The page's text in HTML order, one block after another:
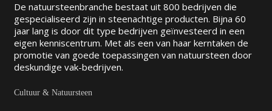
De natuursteenbranche bestaat uit 800 bedrijven die
gespecialiseerd zijn in steenachtige producten. Bijna 60
jaar lang is door dit type bedrijven geïnvesteerd in een
eigen kenniscentrum. Met als een van haar kerntaken de
promotie van goede toepassingen van natuursteen door
deskundige vak-bedrijven.
Cultuur & Natuursteen